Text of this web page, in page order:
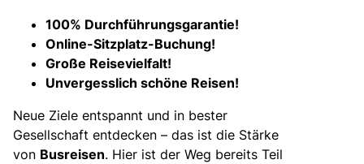
100% Durchführungsgarantie!
Online-Sitzplatz-Buchung!
Große Reisevielfalt!
Unvergesslich schöne Reisen!
Neue Ziele entspannt und in bester
Gesellschaft entdecken – das ist die Stärke
von Busreisen. Hier ist der Weg bereits Teil